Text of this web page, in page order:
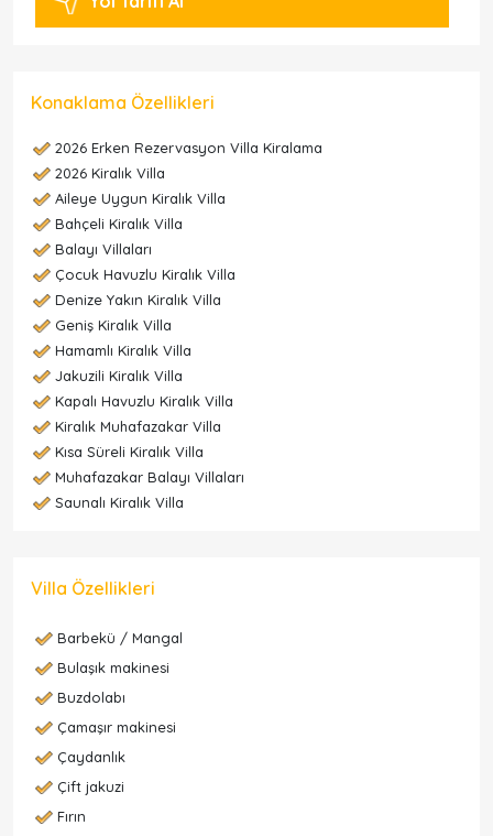
Konaklama Özellikleri
2026 Erken Rezervasyon Villa Kiralama
2026 Kiralık Villa
Aileye Uygun Kiralık Villa
Bahçeli Kiralık Villa
Balayı Villaları
Çocuk Havuzlu Kiralık Villa
Denize Yakın Kiralık Villa
Geniş Kiralık Villa
Hamamlı Kiralık Villa
Jakuzili Kiralık Villa
Kapalı Havuzlu Kiralık Villa
Kiralık Muhafazakar Villa
Kısa Süreli Kiralık Villa
Muhafazakar Balayı Villaları
Saunalı Kiralık Villa
Villa Özellikleri
Barbekü / Mangal
Bulaşık makinesi
Buzdolabı
Çamaşır makinesi
Çaydanlık
Çift jakuzi
Fırın